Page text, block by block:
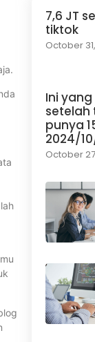
7,6 JT
tiktok
October
Ini
setelah
punya
2024/
October